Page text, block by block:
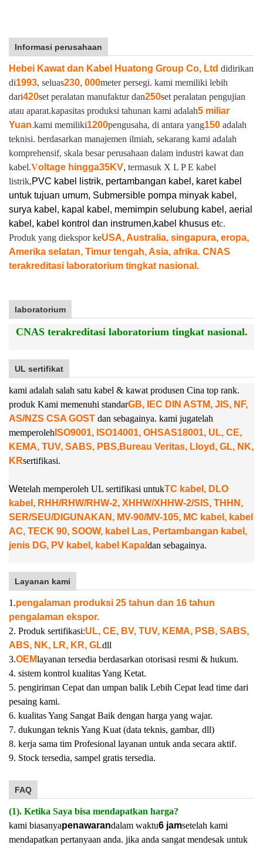
Informasi perusahaan
Hebei Kawat dan Kabel Huatong Group Co, Ltd didirikan
di1993, seluas230, 000meter persegi. kami memiliki lebih
dari420set peralatan manufaktur dan250set peralatan pengujian
atau aparat.kapasitas produksi tahunan kami adalah5 miliar
Yuan.kami memiliki1200pengusaha, di antara yang150 adalah
teknisi. berdasarkan manajemen ilmiah, sekarang kami adalah
komprehensif, skala besar perusahaan dalam industri kawat dan
kabel.Voltage hingga35KV, termasuk X L P E kabel
listrik,PVC kabel listrik, pertambangan kabel, karet kabel
untuk tujuan umum, Submersible pompa minyak kabel,
surya kabel, kapal kabel, memimpin selubung kabel, aerial
kabel, kabel kontrol dan instrumen,kabel khusus etc.
Produk yang diekspor keUSA, Australia, singapura, eropa,
Amerika selatan, Timur tengah, Asia, afrika. CNAS
terakreditasi laboratorium tingkat nasional.
laboratorium
CNAS terakreditasi laboratorium tingkat nasional.
UL sertifikat
kami adalah salah satu kabel & kawat produsen Cina top rank.
produk Kami memenuhi standarGB, IEC DIN ASTM, JIS, NF,
AS/NZS CSA GOST dan sebagainya. kami jugatelah
memperoleh ISO9001, ISO14001, OHSAS18001, UL, CE,
KEMA, TUV, SABS, PBS,Bureau Veritas, Lloyd, GL, NK,
KRsertifikasi.
Wetelah memperoleh UL sertifikasi untukTC kabel, DLO
kabel, RHH/RHW/RHW-2, XHHW/XHHW-2/SIS, THHN,
SER/SEU/DIGUNAKAN, MV-90/MV-105, MC kabel, kabel
AC, TECK 90, SOOW, kabel Las, Pertambangan kabel,
jenis DG, PV kabel, kabel Kapal dan sebagainya.
Layanan kami
1.pengalaman produksi 25 tahun dan 16 tahun
pengalaman ekspor.
2. Produk sertifikasi:UL, CE, BV, TUV, KEMA, PSB, SABS,
ABS, NK, LR, KR, GLdll
3.OEMlayanan tersedia berdasarkan otorisasi resmi & hukum.
4. sistem kontrol kualitas Yang Ketat.
5. pengiriman Cepat dan umpan balik Lebih Cepat lead time dari
pesaing kami.
6. kualitas Yang Sangat Baik dengan harga yang wajar.
7. dukungan teknis Yang Kuat (data teknis, gambar, dll)
8. kerja sama tim Profesional layanan untuk anda secara aktif.
9. Stock tersedia, sampel gratis tersedia.
FAQ
(1). Ketika Saya bisa mendapatkan harga?
kami biasanyapenawarandalam waktu6 jamsetelah kami
mendapatkan pertanyaan anda. jika anda sangat mendesak untuk